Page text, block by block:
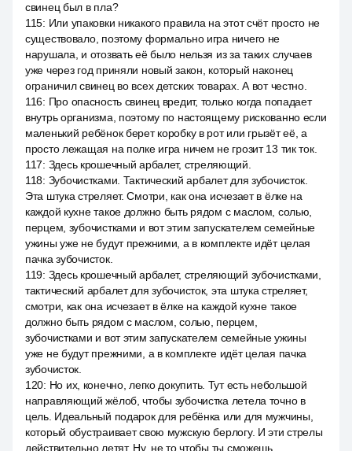
свинец был в пла?
115: Или упаковки никакого правила на этот счёт просто не
существовало, поэтому формально игра ничего не
нарушала, и отозвать её было нельзя из за таких случаев
уже через год приняли новый закон, который наконец
ограничил свинец во всех детских товарах. А вот честно.
116: Про опасность свинец вредит, только когда попадает
внутрь организма, поэтому по настоящему рискованно если
маленький ребёнок берет коробку в рот или грызёт её, а
просто лежащая на полке игра ничем не грозит 13 тик ток.
117: Здесь крошечный арбалет, стреляющий.
118: Зубочистками. Тактический арбалет для зубочисток.
Эта штука стреляет. Смотри, как она исчезает в ёлке на
каждой кухне такое должно быть рядом с маслом, солью,
перцем, зубочистками и вот этим запускателем семейные
ужины уже не будут прежними, а в комплекте идёт целая
пачка зубочисток.
119: Здесь крошечный арбалет, стреляющий зубочистками,
тактический арбалет для зубочисток, эта штука стреляет,
смотри, как она исчезает в ёлке на каждой кухне такое
должно быть рядом с маслом, солью, перцем,
зубочистками и вот этим запускателем семейные ужины
уже не будут прежними, а в комплекте идёт целая пачка
зубочисток.
120: Но их, конечно, легко докупить. Тут есть небольшой
направляющий жёлоб, чтобы зубочистка летела точно в
цель. Идеальный подарок для ребёнка или для мужчины,
который обустраивает свою мужскую берлогу. И эти стрелы
действительно летят. Ну, не то чтобы ты сможешь